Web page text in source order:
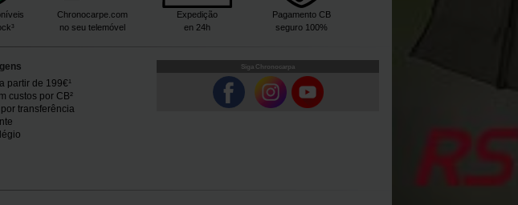
Chronocarpe.com
no seu telemóvel
Expedição
en 24h
Pagamento CB
seguro 100%
partir de 199€¹
custos por CB²
transferência
Siga Chronocarpa